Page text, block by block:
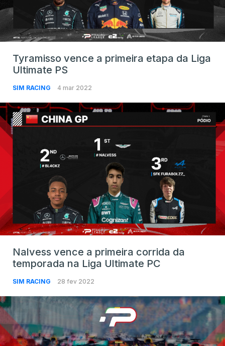
Tyramisso vence a primeira etapa da Liga
Ultimate PS
SIM RACING 4 mar 2022
Nalvess vence a primeira corrida da
temporada na Liga Ultimate PC
SIM RACING 28 fev 2022